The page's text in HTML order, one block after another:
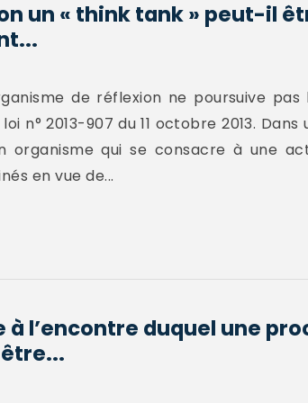
un « think tank » peut-il
de réflexion ne poursuive
n° 2013-907 du 11 octobre 2013.
organisme qui se consacre à une
en vue de...
à l’encontre duquel une